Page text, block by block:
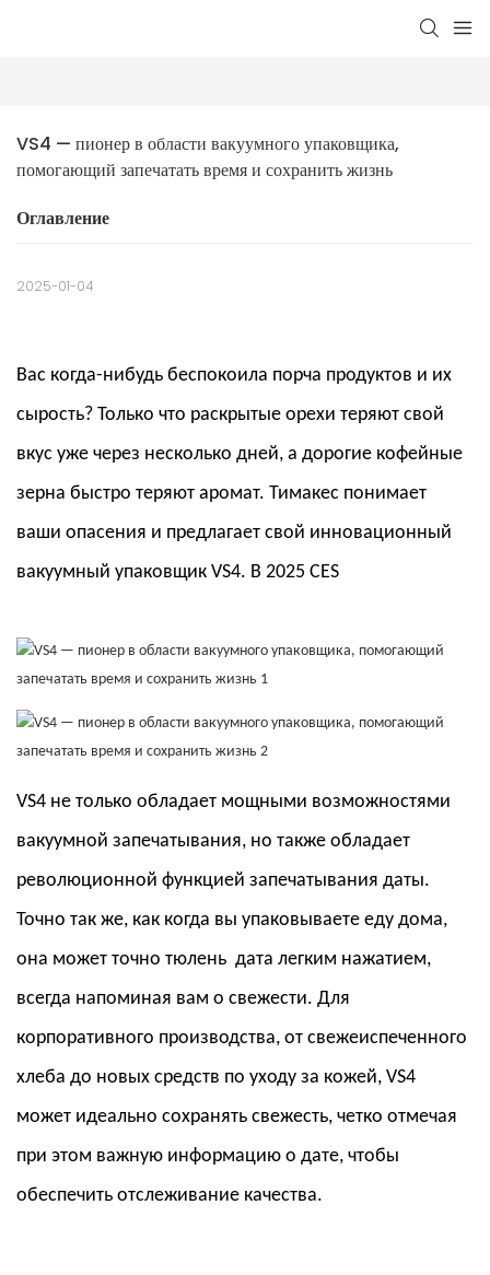
VS4 — пионер в области вакуумного упаковщика,
помогающий запечатать время и сохранить жизнь
Оглавление
2025-01-04
Вас когда-нибудь беспокоила порча продуктов и их
сырость? Только что раскрытые орехи теряют свой
вкус уже через несколько дней, а дорогие кофейные
зерна быстро теряют аромат. Тимакес понимает
ваши опасения и предлагает свой инновационный
вакуумный упаковщик VS4. В 2025 CES
VS4 не только обладает мощными возможностями
вакуумной запечатывания, но также обладает
революционной функцией запечатывания даты.
Точно так же, как когда вы упаковываете еду дома,
она может точно тюлень дата легким нажатием,
всегда напоминая вам о свежести. Для
корпоративного производства, от свежеиспеченного
хлеба до новых средств по уходу за кожей, VS4
может идеально сохранять свежесть, четко отмечая
при этом важную информацию о дате, чтобы
обеспечить отслеживание качества.